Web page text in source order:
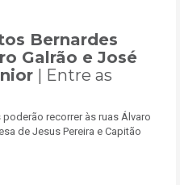
Bernardes
Galrão e José
| Entre as
recorrer às ruas Álvaro
de Jesus Pereira e Capitão